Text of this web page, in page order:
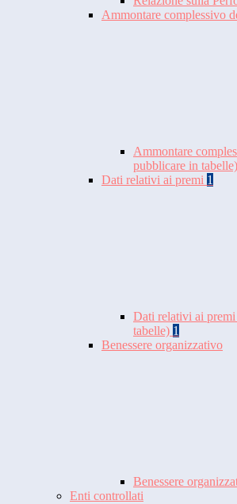
Ammontare complessivo
Ammontare
pubblicare in tabelle)
Dati relativi ai premi 1
Dati relativi ai
tabelle) 1
Benessere organizzativo
Benessere
Enti controllati